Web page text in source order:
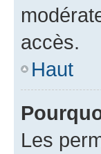
accès.
Haut
Les